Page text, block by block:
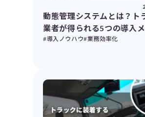
動態管理システムとは？ト
業者が得られる5つの導入
#導入ノウハウ#業務効率化